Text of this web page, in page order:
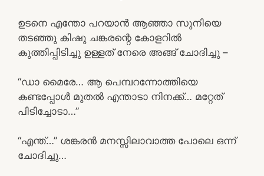
ഉടനെ എന്തോ പറയാൻ ആഞ്ഞാ സുനിയെ
തടഞ്ഞു കിഷു ചങ്കരന്റെ കോളറിൽ
കുത്തിപ്പിടിച്ചു ഉള്ളത് നേരെ അങ്ങ് ചോദിച്ചു –
“ഡാ മൈരേ… ആ പെമ്പറന്നോത്തിയെ
കണ്ടപ്പോൾ മുതൽ എന്താടാ നിനക്ക്… മറ്റേത്
പിടിച്ചോടാ…”
“എന്ത്…” ശങ്കരൻ മനസ്സിലാവാത്ത പോലെ ഒന്ന്
ചോദിച്ചു…